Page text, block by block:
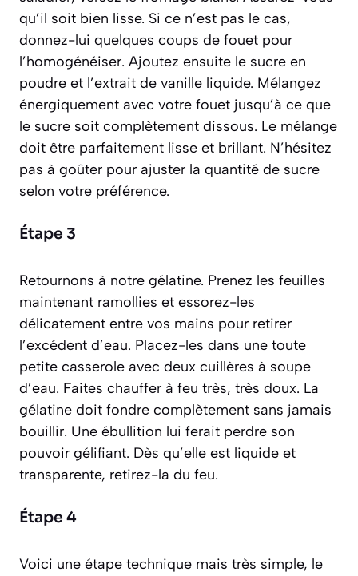
qu’il soit bien lisse. Si ce n’est pas le cas,
donnez-lui quelques coups de fouet pour
l’homogénéiser. Ajoutez ensuite le sucre en
poudre et l’extrait de vanille liquide. Mélangez
énergiquement avec votre fouet jusqu’à ce que
le sucre soit complètement dissous. Le mélange
doit être parfaitement lisse et brillant. N’hésitez
pas à goûter pour ajuster la quantité de sucre
selon votre préférence.
Étape 3
Retournons à notre gélatine. Prenez les feuilles
maintenant ramollies et essorez-les
délicatement entre vos mains pour retirer
l’excédent d’eau. Placez-les dans une toute
petite casserole avec deux cuillères à soupe
d’eau. Faites chauffer à feu très, très doux. La
gélatine doit fondre complètement sans jamais
bouillir. Une ébullition lui ferait perdre son
pouvoir gélifiant. Dès qu’elle est liquide et
transparente, retirez-la du feu.
Étape 4
Voici une étape technique mais très simple, le